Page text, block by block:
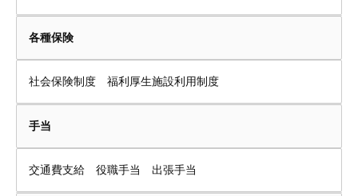
各種保険
社会保険制度 福利厚生施設利用制度
手当
交通費支給 役職手当 出張手当